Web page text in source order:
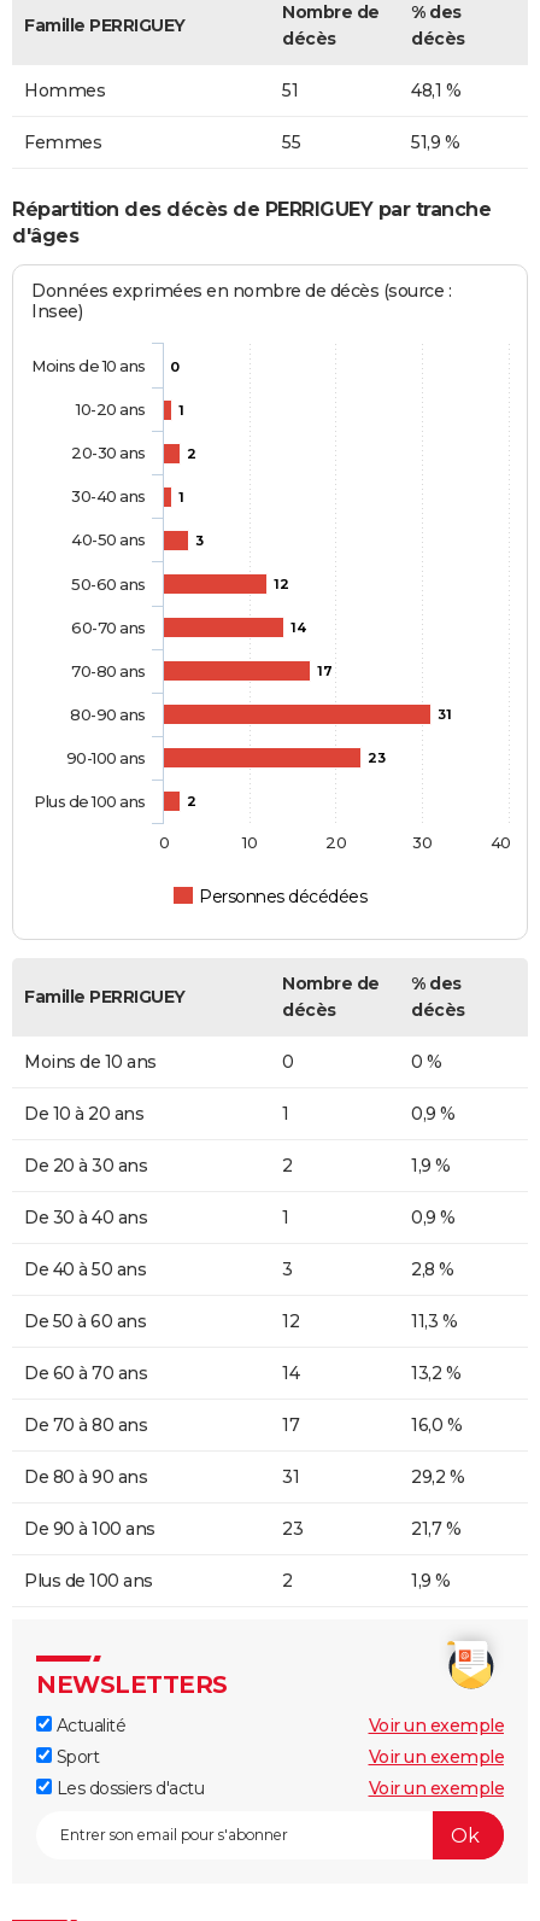
Famille PERRIGUEY
Nombre de
décès
% des
décès
Hommes 51 48,1 %
Femmes 55 51,9 %
Répartition des décès de PERRIGUEY par tranche
d'âges
Données exprimées en nombre de décès (source :
Insee)
0
1
2
1
3
12
14
17
31
23
2
Personnes décédées
Moins de 10 ans
10-20 ans
20-30 ans
30-40 ans
40-50 ans
50-60 ans
60-70 ans
70-80 ans
80-90 ans
90-100 ans
Plus de 100 ans
0 10 20 30 40
Famille PERRIGUEY
Nombre de
décès
% des
décès
Moins de 10 ans 0 0 %
De 10 à 20 ans 1 0,9 %
De 20 à 30 ans 2 1,9 %
De 30 à 40 ans 1 0,9 %
De 40 à 50 ans 3 2,8 %
De 50 à 60 ans 12 11,3 %
De 60 à 70 ans 14 13,2 %
De 70 à 80 ans 17 16,0 %
De 80 à 90 ans 31 29,2 %
De 90 à 100 ans 23 21,7 %
Plus de 100 ans 2 1,9 %
NEWSLETTERS
Actualité
Voir un exemple
Sport
Voir un exemple
Les dossiers d'actu
Voir un exemple